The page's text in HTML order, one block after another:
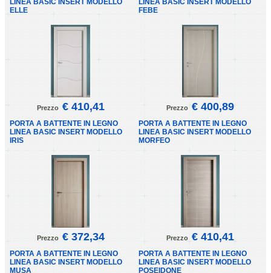
LINEA BASIC INSERT MODELLO
ELLE
LINEA BASIC INSERT MODELLO
FEBE
Prezzo € 410,41
PORTA A BATTENTE IN LEGNO
LINEA BASIC INSERT MODELLO
IRIS
Prezzo € 400,89
PORTA A BATTENTE IN LEGNO
LINEA BASIC INSERT MODELLO
MORFEO
Prezzo € 372,34
PORTA A BATTENTE IN LEGNO
LINEA BASIC INSERT MODELLO
MUSA
Prezzo € 410,41
PORTA A BATTENTE IN LEGNO
LINEA BASIC INSERT MODELLO
POSEIDONE